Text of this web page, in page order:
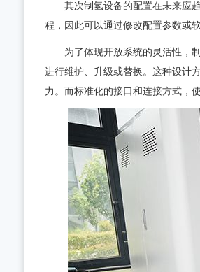
其次制氢设备的配置在未来应趋
程，因此可以通过修改配置参数或
为了体现开放系统的灵活性，制
进行维护、升级或替换。这种设计
力。而标准化的接口和连接方式，